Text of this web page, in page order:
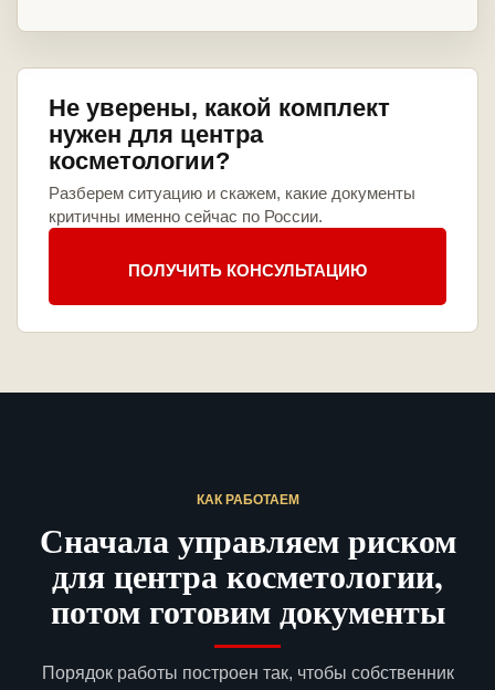
Не уверены, какой комплект
нужен для центра
косметологии?
Разберем ситуацию и скажем, какие документы
критичны именно сейчас по России.
ПОЛУЧИТЬ КОНСУЛЬТАЦИЮ
КАК РАБОТАЕМ
Сначала управляем риском
для центра косметологии,
потом готовим документы
Порядок работы построен так, чтобы собственник